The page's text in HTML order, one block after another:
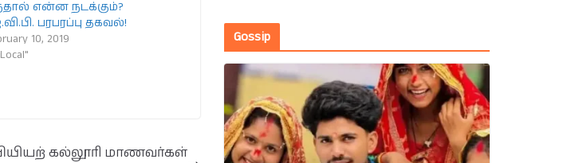
என்ன நடக்கும்?
பரபரப்பு தகவல்!
10, 2019
கல்லூரி மாணவர்கள்
Gossip